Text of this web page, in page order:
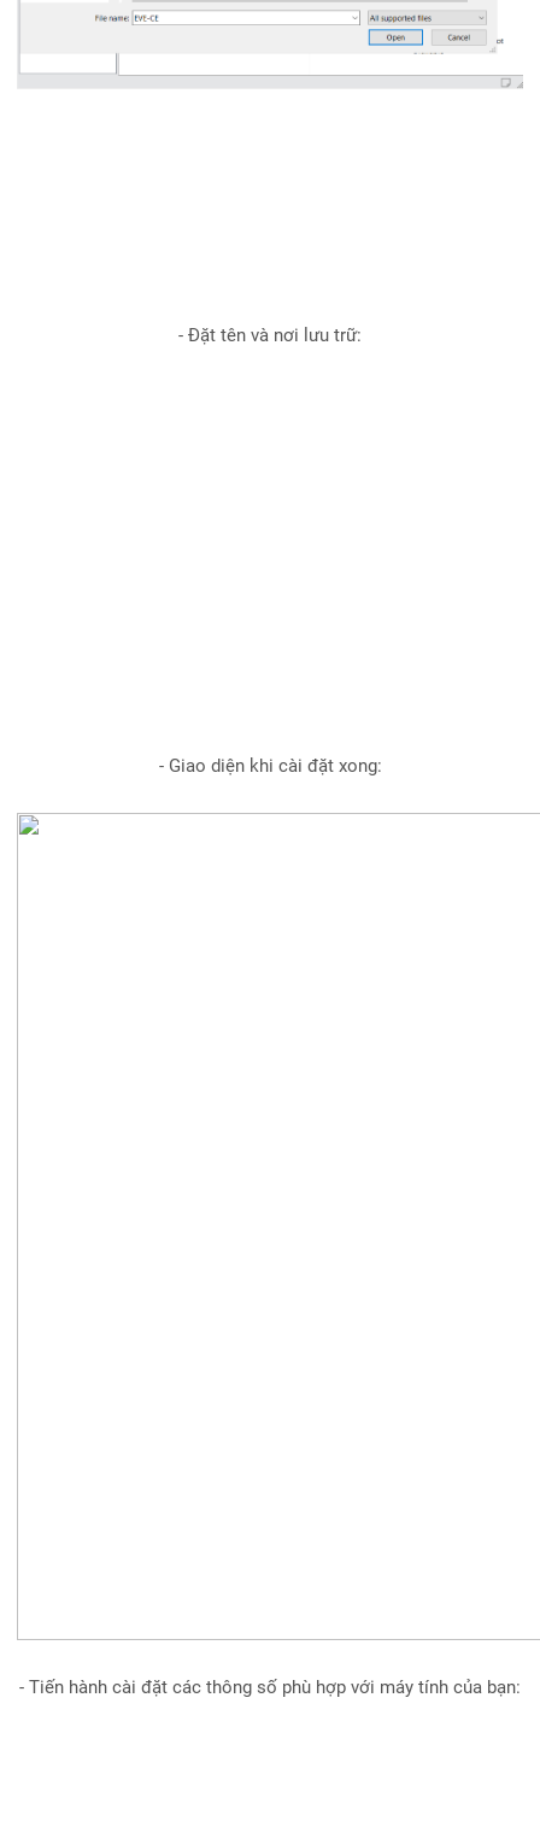
- Đặt tên và nơi lưu trữ:
- Giao diện khi cài đặt xong:
- Tiến hành cài đặt các thông số phù hợp với máy tính của bạn: